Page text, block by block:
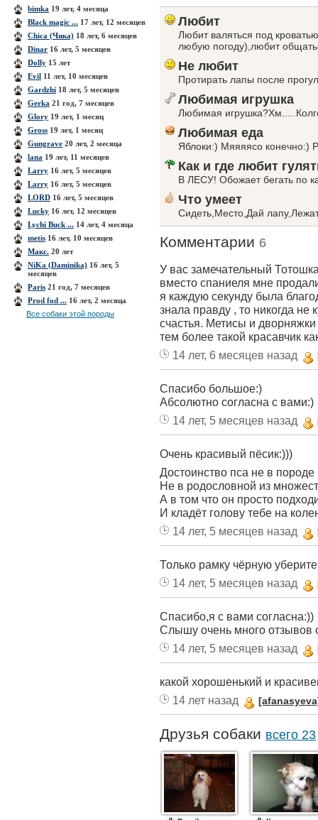
bimka 19 лет, 4 месяца
Black magic ... 17 лет, 12 месяцев
Chica (Чика) 18 лет, 6 месяцев
Dinar 16 лет, 5 месяцев
Dolly 15 лет
Evil 11 лет, 10 месяцев
Gardzhi 18 лет, 5 месяцев
Gerka 21 год, 7 месяцев
Glory 19 лет, 1 месяц
Gross 19 лет, 1 месяц
Gungrave 20 лет, 2 месяца
lana 19 лет, 11 месяцев
Larry 16 лет, 5 месяцев
Larry 16 лет, 5 месяцев
LORD 16 лет, 5 месяцев
Lucky 16 лет, 12 месяцев
Lychi Buck ... 14 лет, 4 месяца
metis 16 лет, 10 месяцев
Mакс. 20 лет
NiKa (Daminika) 16 лет, 5
месяцев
Paris 21 год, 7 месяцев
Prod fod ... 16 лет, 2 месяца
Все собаки этой породы
Любит
Любит валяться под
любую погоду),любит
Не любит
Протирать лапы после
Любимая игрушка
Любимая
Любимая еда
Яблоки:) Мяяяясо конечно:)
Как и где любит
В ЛЕСУ! Обожает бегать по
Что умеет
Сидеть,Место,Дай
Комментарии 6
У вас замечательный
вместо спаниеля мне
я каждую секунду была
знала правду , то никогда не
счастья. Метисы и
тем более такой красавчик
14 лет, 6 месяцев назад
Спасибо большое:)
Абсолютно согласна с вами:)
14 лет, 5 месяцев назад
Очень красивый пёсик:)))
Достоинство пса не в породе
Не в родословной из
А в том что он просто
И кладёт голову тебе на
14 лет, 5 месяцев назад
Только рамку чёрную
14 лет, 5 месяцев назад
Спасибо,я с вами согласна:))
Слышу очень много отзывов
14 лет, 5 месяцев назад
какой хорошенький и
14 лет назад
Друзья собаки всего 23